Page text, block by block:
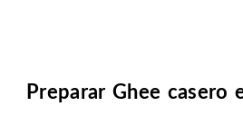
Preparar Ghee casero